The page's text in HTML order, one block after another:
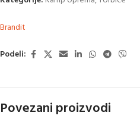
Brandit
Podeli:
Povezani proizvodi